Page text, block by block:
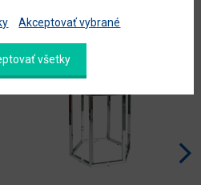
Akceptovať vybrané
všetky